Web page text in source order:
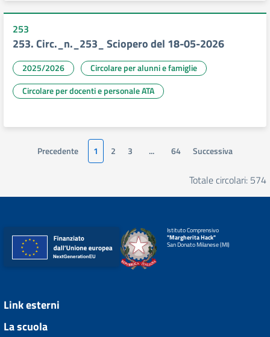
253
253. Circ._n._253_ Sciopero del 18-05-2026
2025/2026
Circolare per alunni e famiglie
Circolare per docenti e personale ATA
Precedente 1 2 3 ... 64 Successiva
Totale circolari: 574
Istituto Comprensivo
"Margherita Hack"
San Donato Milanese (MI)
Link esterni
La scuola